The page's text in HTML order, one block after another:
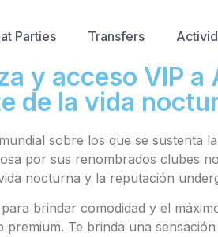
Parties Transfers
y acceso VIP
de la vida
sobre los que se sustenta
por sus renombrados clubes
nocturna y la reputación
brindar comodidad y el
Te brinda una